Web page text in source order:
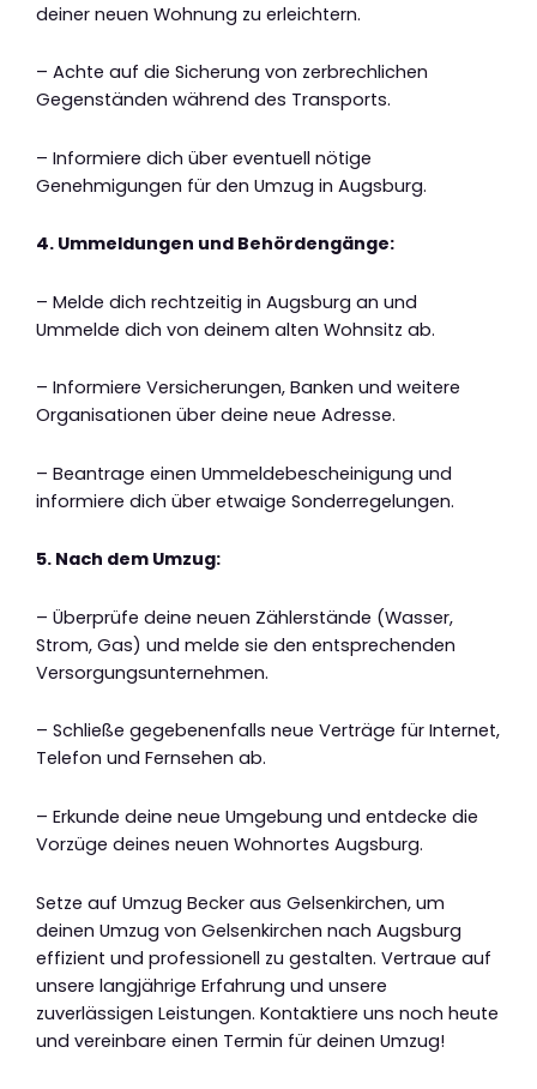
deiner neuen Wohnung zu erleichtern.
– Achte auf die Sicherung von zerbrechlichen
Gegenständen während des Transports.
– Informiere dich über eventuell nötige
Genehmigungen für den Umzug in Augsburg.
4. Ummeldungen und Behördengänge:
– Melde dich rechtzeitig in Augsburg an und
Ummelde dich von deinem alten Wohnsitz ab.
– Informiere Versicherungen, Banken und weitere
Organisationen über deine neue Adresse.
– Beantrage einen Ummeldebescheinigung und
informiere dich über etwaige Sonderregelungen.
5. Nach dem Umzug:
– Überprüfe deine neuen Zählerstände (Wasser,
Strom, Gas) und melde sie den entsprechenden
Versorgungsunternehmen.
– Schließe gegebenenfalls neue Verträge für Internet,
Telefon und Fernsehen ab.
– Erkunde deine neue Umgebung und entdecke die
Vorzüge deines neuen Wohnortes Augsburg.
Setze auf Umzug Becker aus Gelsenkirchen, um
deinen Umzug von Gelsenkirchen nach Augsburg
effizient und professionell zu gestalten. Vertraue auf
unsere langjährige Erfahrung und unsere
zuverlässigen Leistungen. Kontaktiere uns noch heute
und vereinbare einen Termin für deinen Umzug!